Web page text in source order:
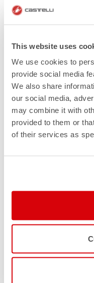
This website uses
We use cookies to
provide social media
We also share
our social media,
may combine it with
provided to them or
of their services as
BAMBINI
Ciclismo
GIACCHE